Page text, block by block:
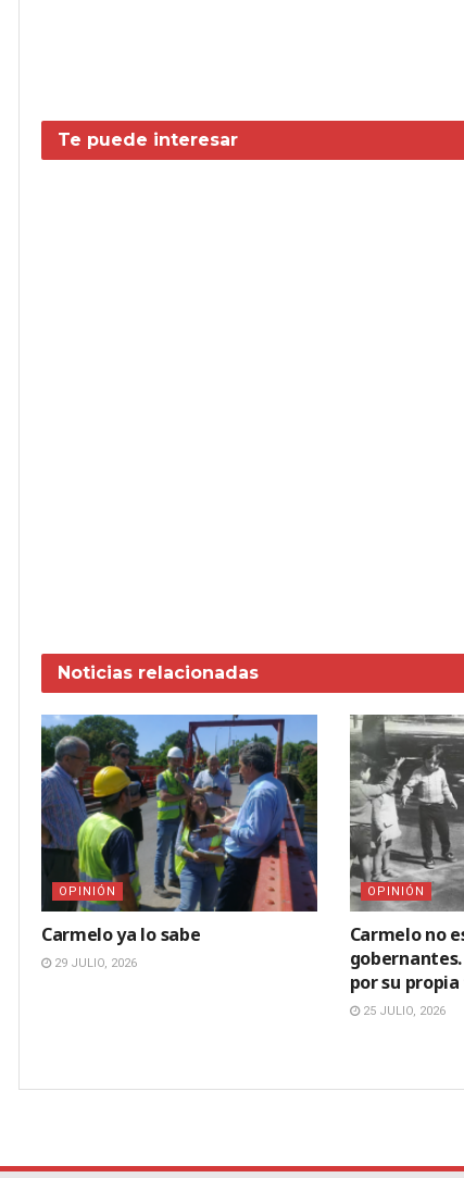
Te puede interesar
Noticias relacionadas
OPINIÓN
Carmelo ya lo sabe
29 JULIO, 2026
OPINIÓN
Carmelo no
por su
25 JULIO, 2026